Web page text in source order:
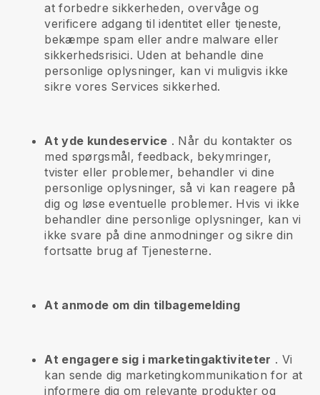
at forbedre sikkerheden, overvåge og
verificere adgang til identitet eller tjeneste,
bekæmpe spam eller andre malware eller
sikkerhedsrisici. Uden at behandle dine
personlige oplysninger, kan vi muligvis ikke
sikre vores Services sikkerhed.
At yde kundeservice . Når du kontakter os
med spørgsmål, feedback, bekymringer,
tvister eller problemer, behandler vi dine
personlige oplysninger, så vi kan reagere på
dig og løse eventuelle problemer. Hvis vi ikke
behandler dine personlige oplysninger, kan vi
ikke svare på dine anmodninger og sikre din
fortsatte brug af Tjenesterne.
At anmode om din tilbagemelding
At engagere sig i marketingaktiviteter . Vi
kan sende dig marketingkommunikation for at
informere dig om relevante produkter og